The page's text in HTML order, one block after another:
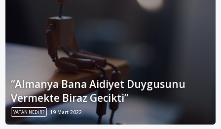
“Almanya Bana Aidiyet Duygusunu
Vermekte Biraz Gecikti”
VATAN NEDIR? 19 Mart 2022